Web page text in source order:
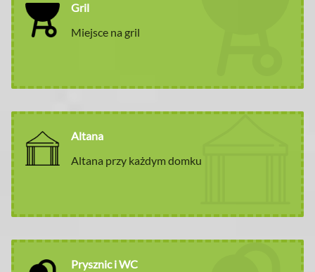
Gril
Miejsce na gril
Altana
Altana przy każdym domku
Prysznic i WC